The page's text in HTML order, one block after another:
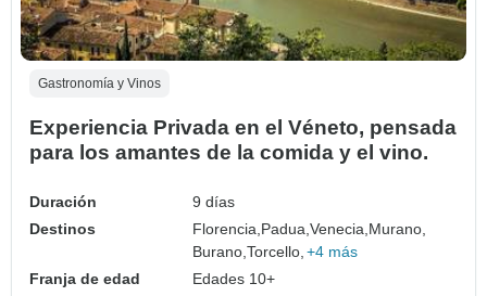
Gastronomía y Vinos
Experiencia Privada en el Véneto, pensada
para los amantes de la comida y el vino.
Duración
9 días
Destinos
Florencia,Padua,Venecia,Murano,
Burano,Torcello, +4 más
Franja de edad
Edades 10+